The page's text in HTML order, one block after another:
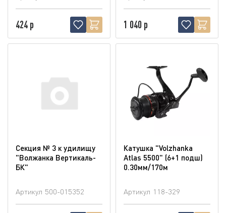
424 р 1 040 р
Секция № 3 к удилищу
"Волжанка Вертикаль-
БК"
Артикул 500-015352
Катушка "Volzhanka
Atlas 5500" (6+1 подш)
0.30мм/170м
Артикул 118-329